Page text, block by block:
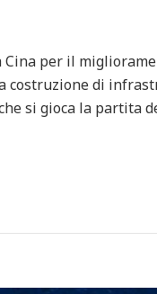
per il
costruzione di
si gioca la partita